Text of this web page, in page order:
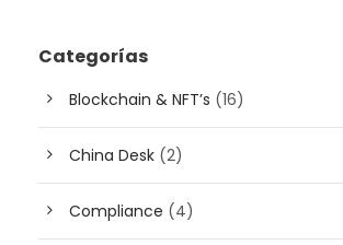
Categorías
Blockchain & NFT’s (16)
China Desk (2)
Compliance (4)